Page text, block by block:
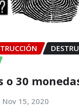
o 30
Nov 15, 2020